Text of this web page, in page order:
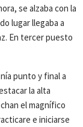
se alzaba con la
lugar llegaba a
En tercer puesto
punto y final a
la alta
el magnífico
e iniciarse